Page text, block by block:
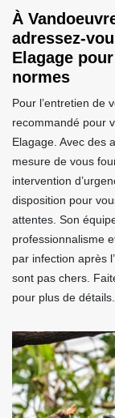
À
adressez-
Elagage
normes
Pour l’entretien de
recommandé pour
Elagage. Avec des
mesure de vous
intervention
disposition pour
attentes. Son
professionnalisme
par infection après
sont pas chers.
pour plus de détails.